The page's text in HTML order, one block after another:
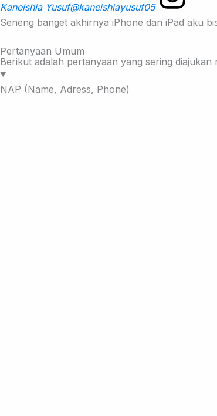
Kaneishia Yusuf@kaneishiayusuf05
Seneng banget akhirnya iPhone dan iPad aku
Pertanyaan Umum
Berikut adalah pertanyaan yang sering diajukan
NAP (Name, Adress, Phone)